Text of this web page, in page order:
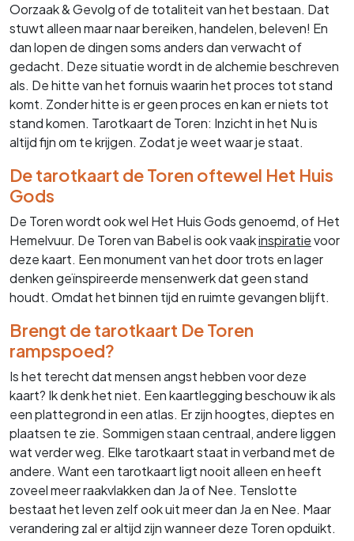
Oorzaak & Gevolg of de totaliteit van het bestaan. Dat
stuwt alleen maar naar bereiken, handelen, beleven! En
dan lopen de dingen soms anders dan verwacht of
gedacht. Deze situatie wordt in de alchemie beschreven
als. De hitte van het fornuis waarin het proces tot stand
komt. Zonder hitte is er geen proces en kan er niets tot
stand komen. Tarotkaart de Toren: Inzicht in het Nu is
altijd fijn om te krijgen. Zodat je weet waar je staat.
De tarotkaart de Toren oftewel Het Huis
Gods
De Toren wordt ook wel Het Huis Gods genoemd, of Het
Hemelvuur. De Toren van Babel is ook vaakinspiratievoor
deze kaart. Een monument van het door trots en lager
denken geïnspireerde mensenwerk dat geen stand
houdt. Omdat het binnen tijd en ruimte gevangen blijft.
Brengt de tarotkaart De Toren
rampspoed?
Is het terecht dat mensen angst hebben voor deze
kaart? Ik denk het niet. Een kaartlegging beschouw ik als
een plattegrond in een atlas. Er zijn hoogtes, dieptes en
plaatsen te zie. Sommigen staan centraal, andere liggen
wat verder weg. Elke tarotkaart staat in verband met de
andere. Want een tarotkaart ligt nooit alleen en heeft
zoveel meer raakvlakken dan Ja of Nee. Tenslotte
bestaat het leven zelf ook uit meer dan Ja en Nee. Maar
verandering zal er altijd zijn wanneer deze Toren opduikt.